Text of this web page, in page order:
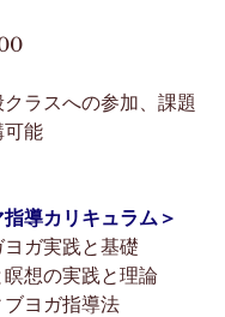
ラスへの参加、課題
可能
導カリキュラム＞
ガ実践と基礎
想の実践と理論
ヨガ指導法